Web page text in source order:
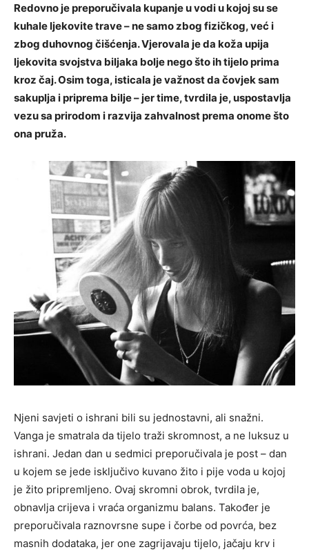
Redovno je preporučivala kupanje u vodi u kojoj su se
kuhale ljekovite trave – ne samo zbog fizičkog, već i
zbog duhovnog čišćenja. Vjerovala je da koža upija
ljekovita svojstva biljaka bolje nego što ih tijelo prima
kroz čaj. Osim toga, isticala je važnost da čovjek sam
sakuplja i priprema bilje – jer time, tvrdila je, uspostavlja
vezu sa prirodom i razvija zahvalnost prema onome što
ona pruža.
Njeni savjeti o ishrani bili su jednostavni, ali snažni.
Vanga je smatrala da tijelo traži skromnost, a ne luksuz u
ishrani. Jedan dan u sedmici preporučivala je post – dan
u kojem se jede isključivo kuvano žito i pije voda u kojoj
je žito pripremljeno. Ovaj skromni obrok, tvrdila je,
obnavlja crijeva i vraća organizmu balans. Također je
preporučivala raznovrsne supe i čorbe od povrća, bez
masnih dodataka, jer one zagrijavaju tijelo, jačaju krv i